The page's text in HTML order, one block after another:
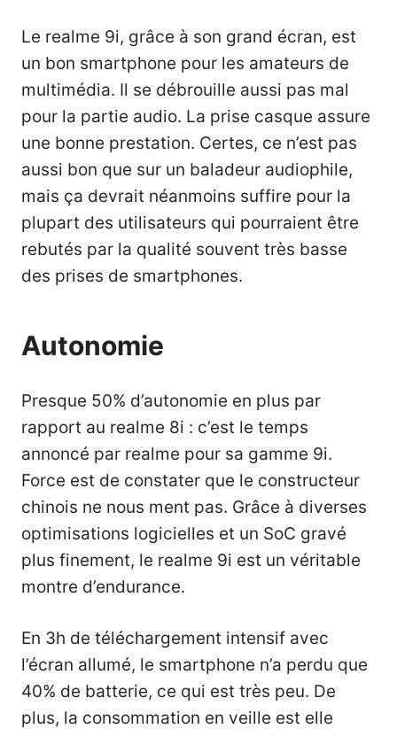
Le realme 9i, grâce à son grand écran, est
un bon smartphone pour les amateurs de
multimédia. Il se débrouille aussi pas mal
pour la partie audio. La prise casque assure
une bonne prestation. Certes, ce n’est pas
aussi bon que sur un baladeur audiophile,
mais ça devrait néanmoins suffire pour la
plupart des utilisateurs qui pourraient être
rebutés par la qualité souvent très basse
des prises de smartphones.
Autonomie
Presque 50% d’autonomie en plus par
rapport au realme 8i : c’est le temps
annoncé par realme pour sa gamme 9i.
Force est de constater que le constructeur
chinois ne nous ment pas. Grâce à diverses
optimisations logicielles et un SoC gravé
plus finement, le realme 9i est un véritable
montre d’endurance.
En 3h de téléchargement intensif avec
l’écran allumé, le smartphone n’a perdu que
40% de batterie, ce qui est très peu. De
plus, la consommation en veille est elle